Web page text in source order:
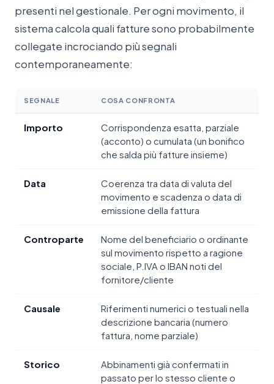
presenti nel gestionale. Per ogni movimento, il
sistema calcola quali fatture sono probabilmente
collegate incrociando più segnali
contemporaneamente:
SEGNALE COSA CONFRONTA
Importo
Corrispondenza esatta, parziale
(acconto) o cumulata (un bonifico
che salda più fatture insieme)
Data
Coerenza tra data di valuta del
movimento e scadenza o data di
emissione della fattura
Controparte
Nome del beneficiario o ordinante
sul movimento rispetto a ragione
sociale, P.IVA o IBAN noti del
fornitore/cliente
Causale
Riferimenti numerici o testuali nella
descrizione bancaria (numero
fattura, nome parziale)
Storico
Abbinamenti già confermati in
passato per lo stesso cliente o